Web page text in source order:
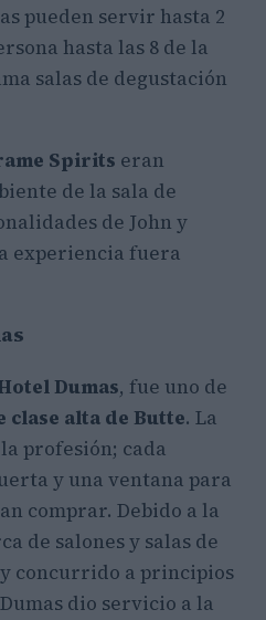
pueden servir hasta 2
hasta las 8 de la
salas de degustación
Spirits eran
de la sala de
de John y
experiencia fuera
Dumas, fue uno de
alta de Butte. La
profesión; cada
y una ventana para
comprar. Debido a la
de salones y salas de
concurrido a principios
dio servicio a la